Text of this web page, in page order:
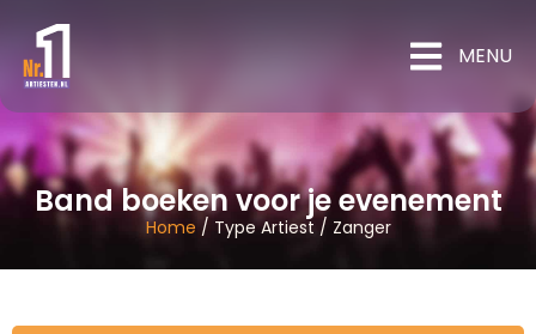
MENU
Home/ Type Artiest / Zanger
Band boeken voor je evenement